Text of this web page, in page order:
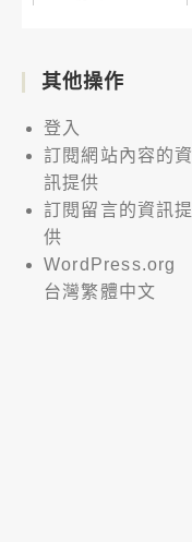
其他操作
登入
訂閱網站內容的資
訊提供
訂閱留言的資訊提
供
WordPress.org
台灣繁體中文